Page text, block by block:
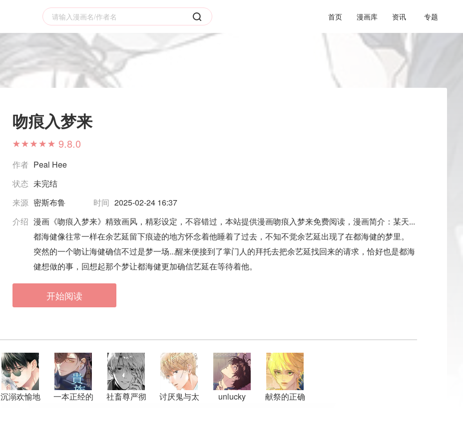
首页 漫画库 资讯 专题
吻痕入梦来
9.8.0
作者 Peal Hee
状态 未完结
来源 密斯布鲁 时间 2025-02-24 16:37
介绍 漫画《吻痕入梦来》精致画风，精彩设定，不容错过，本站提供漫画吻痕入梦来免费阅读，漫画简介：某天...
都海健像往常一样在余艺延留下痕迹的地方怀念着他睡着了过去，不知不觉余艺延出现了在都海健的梦里。
突然的一个吻让海健确信不过是梦一场...醒来便接到了掌门人的拜托去把余艺延找回来的请求，恰好也是都海
健想做的事，回想起那个梦让都海健更加确信艺延在等待着他。
开始阅读
沉溺欢愉地
一本正经的
社畜尊严彻
讨厌鬼与太
unlucky
献祭的正确